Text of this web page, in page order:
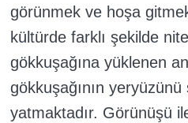
görünmek ve hoşa
kültürde farklı şekilde
gökkuşağına yüklenen
gökkuşağının yeryüzünü
yatmaktadır. Görünüşü